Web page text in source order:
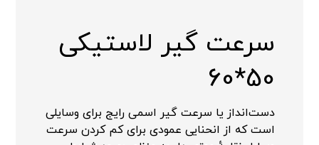
سرعت گیر لاستیکی
50*60
دست‌انداز یا سرعت گیر اسمی رایج برای وسایلی
است که از انحنایی عمودی برای کم کردن سرعت